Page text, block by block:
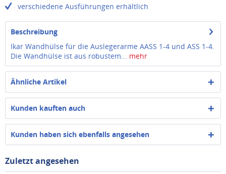
verschiedene Ausführungen erhältlich
Beschreibung
Ikar Wandhülse für die Auslegerarme AASS 1-4 und ASS 1-4.
Die Wandhülse ist aus robustem... mehr
Ähnliche Artikel
Kunden kauften auch
Kunden haben sich ebenfalls angesehen
Zuletzt angesehen